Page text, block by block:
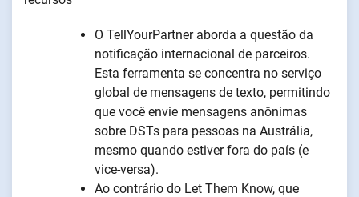
O TellYourPartner aborda a questão da
notificação internacional de parceiros.
Esta ferramenta se concentra no serviço
global de mensagens de texto, permitindo
que você envie mensagens anônimas
sobre DSTs para pessoas na Austrália,
mesmo quando estiver fora do país (e
vice-versa).
Ao contrário do Let Them Know, que